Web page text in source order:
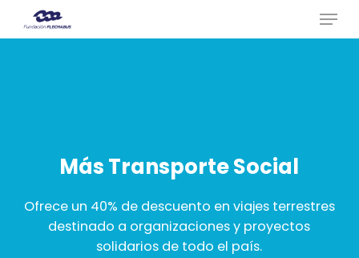
Menu
Más Transporte Social
Ofrece un 40% de descuento en viajes terrestres
destinado a organizaciones y proyectos
solidarios de todo el país.